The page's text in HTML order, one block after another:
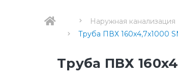
Наружная
Труба ПВХ 160x4,7x1000
Труба ПВХ